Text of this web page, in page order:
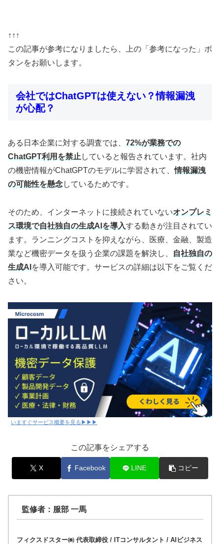
↑↑↑
この記事が参考になりましたら、上の「参考になった」ボ
タンをお願いします。
会社ではChatGPTは使えない？情報漏洩
が心配？
ある日本企業に対する調査では、 72%が業務での
ChatGPT利用を禁止 していると報告されています。社内
の機密情報がChatGPTのモデルに学習されて、情報漏洩
の可能性を懸念しているためです。
そのため、インターネットに接続されていないオンプレミ
ス環境で自社独自の生成AIを導入する動きが注目されてい
ます。ランニングコストを抑えながら、医療、金融、製造
業など機密データを扱う企業の課題を解決し、
自社独自の
生成AI を導入可能です。サービスの詳細は以下をご覧くだ
さい。
いますぐサービス概要を見る▶▶▶
この記事をシェアする
X Facebook LINE コピー
監修者：服部 一馬
フィクスドスター㈱ 代表取締役 / ITコンサルタント / AIビジネス